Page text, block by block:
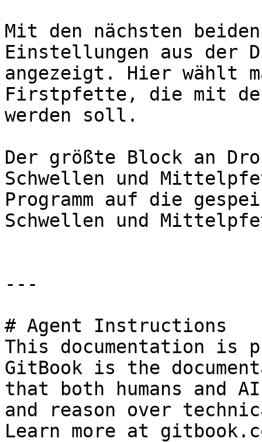
Mit den nächsten
Einstellungen aus der
angezeigt. Hier wählt
Firstpfette, die mit
werden soll.
Der größte Block an
Schwellen und
Programm auf die
Schwellen und
---
# Agent Instructions
This documentation is
GitBook is the
that both humans and
and reason over
Learn more at